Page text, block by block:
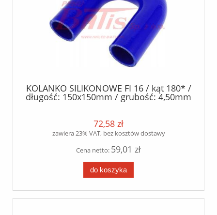
KOLANKO SILIKONOWE FI 16 / kąt 180* /
długość: 150x150mm / grubość: 4,50mm
+/- 0.5mm / silikon+poliester /
72,58 zł
zawiera 23% VAT, bez kosztów dostawy
Cena netto: 59,01 zł
do koszyka